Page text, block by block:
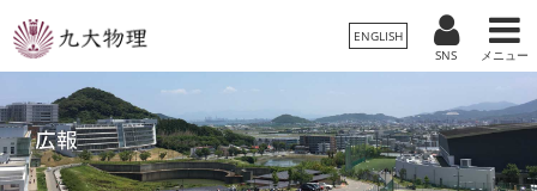
ENGLISH
SNS
メニュー